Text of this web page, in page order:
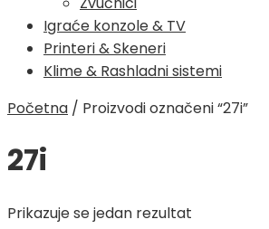
Igraće konzole & TV
Printeri & Skeneri
Klime & Rashladni sistemi
Početna / Proizvodi označeni “27i”
27i
Prikazuje se jedan rezultat